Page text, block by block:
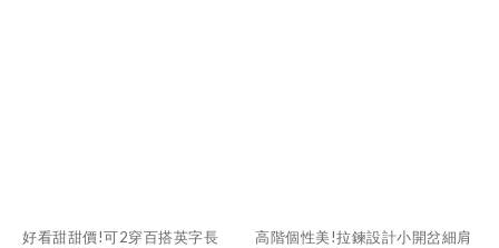
好看甜甜價!可2穿百搭英字長
高階個性美!拉鍊設計小開岔細肩